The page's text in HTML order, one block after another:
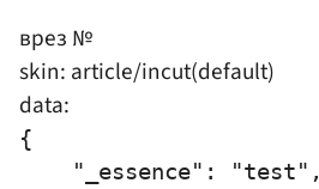
врез №
skin: article/incut(default)
data:
{
    "_essence": "test",